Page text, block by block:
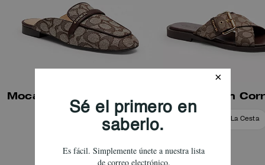
Añadir A La Cesta Añadir A La Cesta